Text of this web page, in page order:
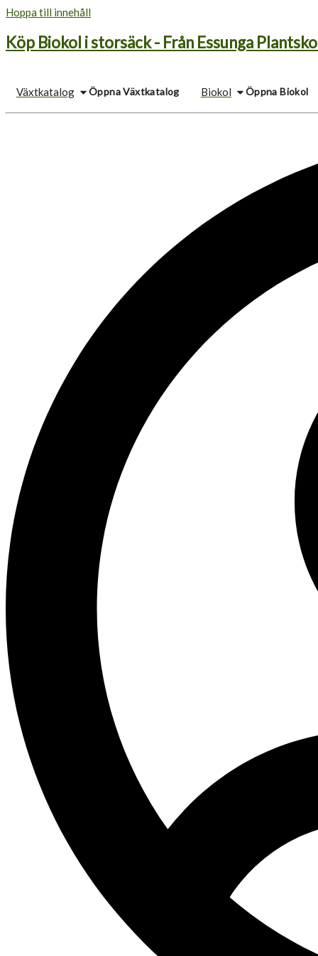
Hoppa till innehåll
Köp Biokol i storsäck - Från Essunga
Växtkatalog Öppna Växtkatalog Biokol Öppna Biokol